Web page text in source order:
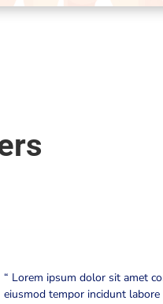
“ Lorem ipsum dolor sit amet
eiusmod tempor incidunt